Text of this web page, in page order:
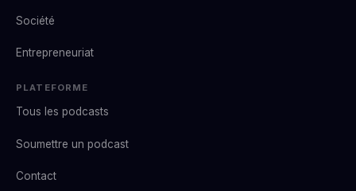
Société
Entrepreneuriat
PLATEFORME
Tous les podcasts
Soumettre un podcast
Contact